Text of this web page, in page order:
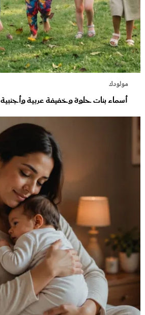
مولودك
أسماء بنات حلوة وخفيفة عربية وأجنبية